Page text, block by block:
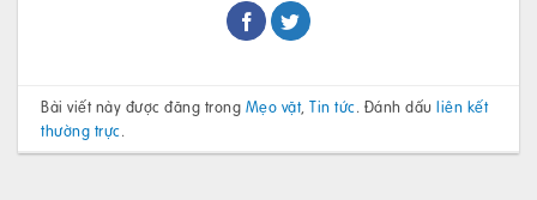
Bài viết này được đăng trong Mẹo vặt,Tin tức. Đánh dấuliên kết
thường trực.